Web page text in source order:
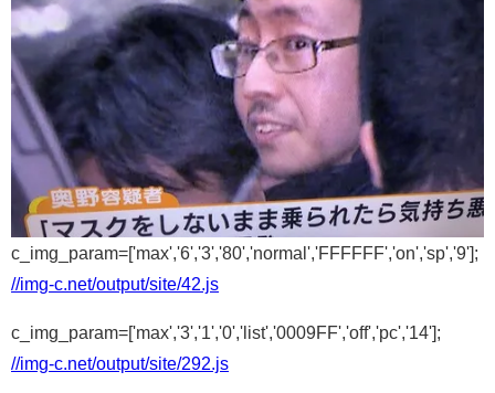
c_img_param=['max','6','3','80','normal','FFFFFF','on','sp','9'];
//img-c.net/output/site/42.js
c_img_param=['max','3','1','0','list','0009FF','off','pc','14'];
//img-c.net/output/site/292.js